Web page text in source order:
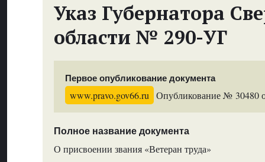
Указ Губернатора
области № 290-УГ
Первое опубликование документа
www.pravo.gov66.ru Опубликование № 30480
Полное название документа
О присвоении звания «Ветеран труда»